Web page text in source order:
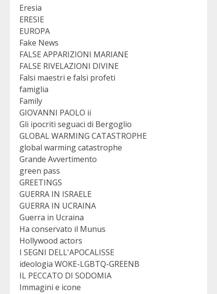
Eresia
ERESIE
EUROPA
Fake News
FALSE APPARIZIONI MARIANE
FALSE RIVELAZIONI DIVINE
Falsi maestri e falsi profeti
famiglia
Family
GIOVANNI PAOLO ii
Gli ipocriti seguaci di Bergoglio
GLOBAL WARMING CATASTROPHE
global warming catastrophe
Grande Avvertimento
green pass
GREETINGS
GUERRA IN ISRAELE
GUERRA IN UCRAINA
Guerra in Ucraina
Ha conservato il Munus
Hollywood actors
I SEGNI DELL'APOCALISSE
ideologia WOKE-LGBTQ-GREENB
IL PECCATO DI SODOMIA
Immagini e icone